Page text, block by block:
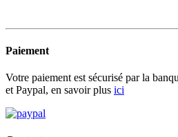
Paiement
Votre paiement est sécurisé par la
et Paypal, en savoir plus ici